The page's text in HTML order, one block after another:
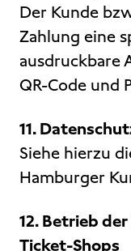
Der Kunde
Zahlung eine
ausdruckbare
QR-Code und
11.
Siehe hierzu
Hamburger
12. Betrieb
Ticket-Shops